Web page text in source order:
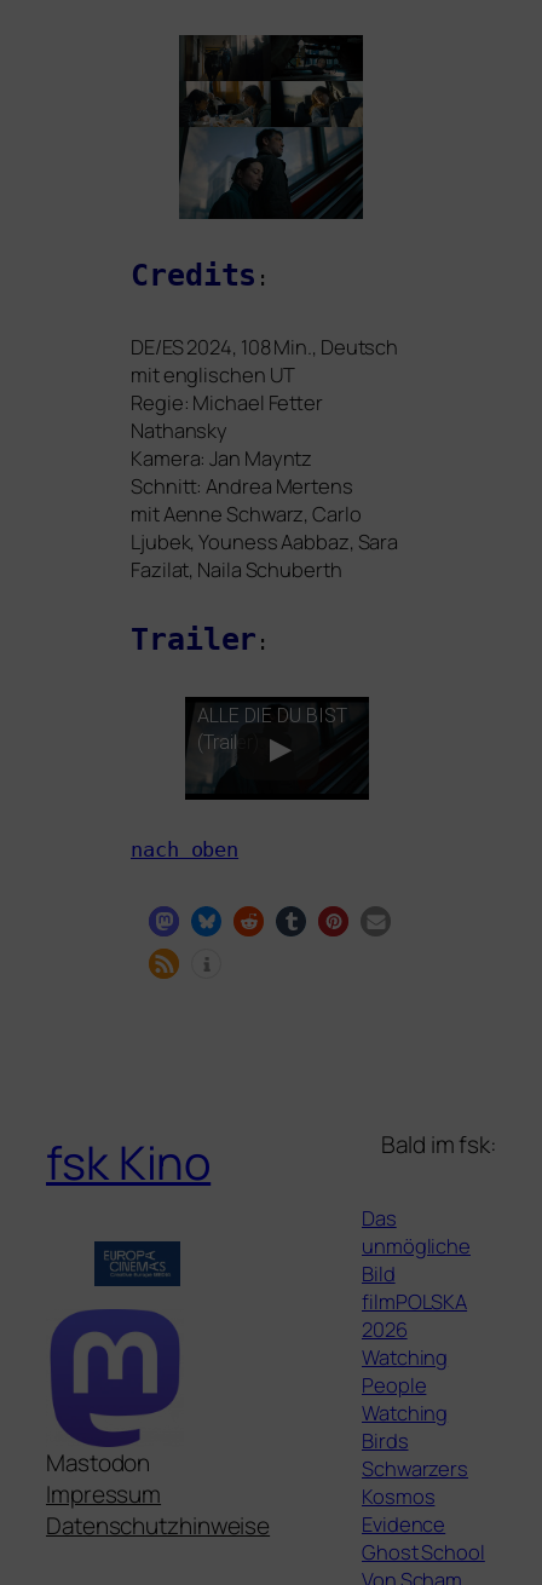
Credits :
DE/ES2024, 108Min., Deutsch
mit eng­li­schen UT
Regie: Michael Fetter
Nathansky
Kamera: Jan Mayntz
Schnitt: Andrea Mertens
mit Aenne Schwarz, Carlo
Ljubek, Youness Aabbaz, Sara
Fazilat, Naila Schuberth
Trailer :
ALLE DIE DU BIST
(Trailer)
nach oben
fsk Kino
Mastodon
Impressum
Datenschutzhinweise
Bald im fsk:
Das
unmögliche
Bild
filmPOLSKA
2026
Watching
People
Watching
Birds
Schwarzers
Kosmos
Evidence
Ghost School
Von Scham